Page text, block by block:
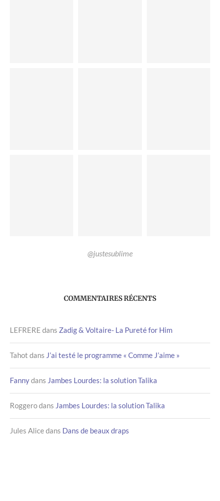
@justesublime
COMMENTAIRES RÉCENTS
LEFRERE dans Zadig & Voltaire- La Pureté for Him
Tahot dans J’ai testé le programme « Comme J’aime »
Fannydans Jambes Lourdes: la solution Talika
Roggerodans Jambes Lourdes: la solution Talika
Jules Alicedans Dans de beaux draps